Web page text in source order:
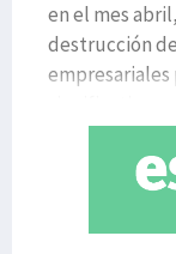
en el mes
destrucción
empresariales